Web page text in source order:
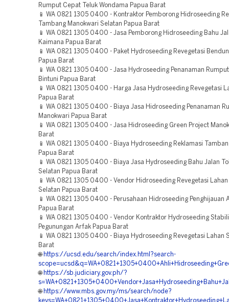
Rumput Cepat Teluk Wondama Papua Barat
📱 WA 0821 1305 0400 - Kontraktor Pemborong Hidroseeding
Tambang Manokwari Selatan Papua Barat
📱 WA 0821 1305 0400 - Jasa Pemborong Hidroseeding Bahu
Kaimana Papua Barat
📱 WA 0821 1305 0400 - Paket Hydroseeding Revegetasi
Papua Barat
📱 WA 0821 1305 0400 - Jasa Hydroseeding Penanaman
Bintuni Papua Barat
📱 WA 0821 1305 0400 - Harga Jasa Hydroseeding Revegetasi
Papua Barat
📱 WA 0821 1305 0400 - Biaya Jasa Hidroseeding Penanaman
Manokwari Papua Barat
📱 WA 0821 1305 0400 - Jasa Hidroseeding Green Project
Barat
📱 WA 0821 1305 0400 - Biaya Hydroseeding Reklamasi
Papua Barat
📱 WA 0821 1305 0400 - Biaya Jasa Hydroseeding Bahu Jalan
Selatan Papua Barat
📱 WA 0821 1305 0400 - Vendor Hidroseeding Revegetasi
Selatan Papua Barat
📱 WA 0821 1305 0400 - Perusahaan Hidroseeding Penghijauan
Papua Barat
📱 WA 0821 1305 0400 - Vendor Kontraktor Hydroseeding
Pegunungan Arfak Papua Barat
📱 WA 0821 1305 0400 - Biaya Hydroseeding Revegetasi Lahan
Barat
🌐 https://ucsd.edu/search/index.html?search-
🌐 https://sb.judiciary.gov.ph/?
🌐 https://www.mbs.gov.my/ms/search/node?